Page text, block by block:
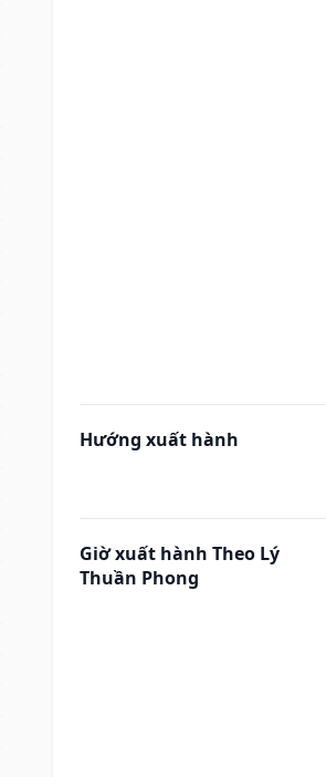
Hướng xuất hành
Giờ xuất hành Theo Lý
Thuần Phong